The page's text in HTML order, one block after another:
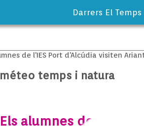
Darrers El Temps
méteo temps i natura
Els alumnes de l’IES